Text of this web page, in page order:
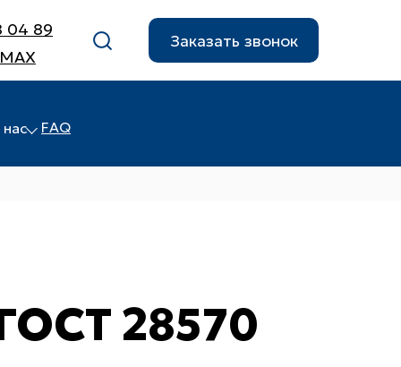
04 89
Заказать звонок
FAQ
28570